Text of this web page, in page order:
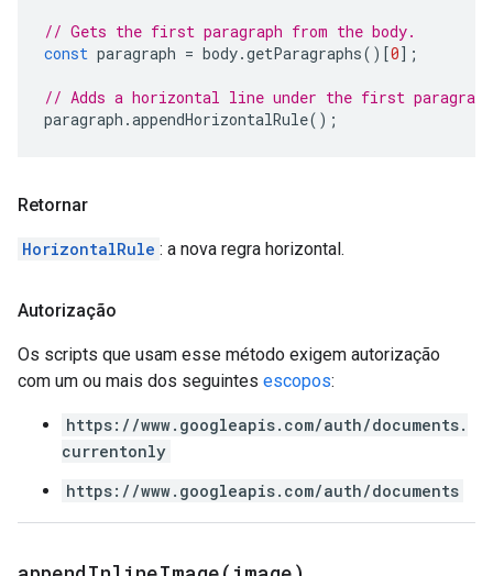
// Gets the first paragraph from the body.
const paragraph = body.getParagraphs()[0];
// Adds a horizontal line under the first
paragraph .appendHorizontalRule();
Retornar
HorizontalRule : a nova regra horizontal.
Autorização
Os scripts que usam esse método exigem autorização
com um ou mais dos seguintes escopos:
https://www.googleapis.com/auth/documents.
currentonly
https://www.googleapis.com/auth/documents